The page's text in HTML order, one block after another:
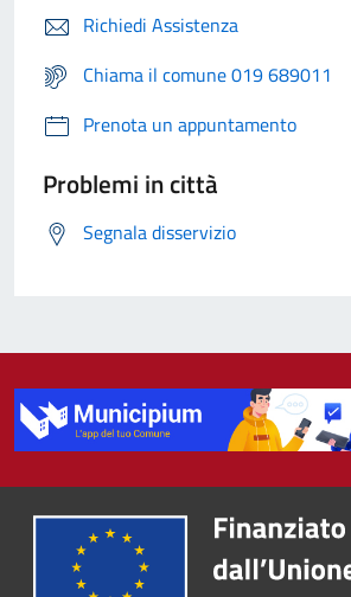
Richiedi Assistenza
Chiama il comune 019 689011
Prenota un appuntamento
Problemi in città
Segnala disservizio